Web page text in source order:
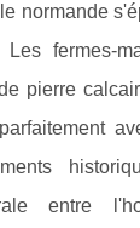
normande
fermes-
pierre
entre